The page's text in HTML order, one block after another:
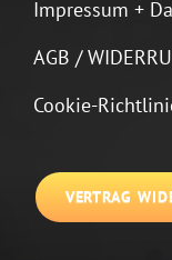
Impressum +
AGB /
Cookie-
VERTRAG